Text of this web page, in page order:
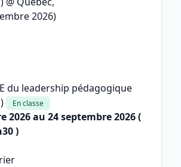
du leadership pédagogique
En classe
2026 au 24 septembre 2026 (
)